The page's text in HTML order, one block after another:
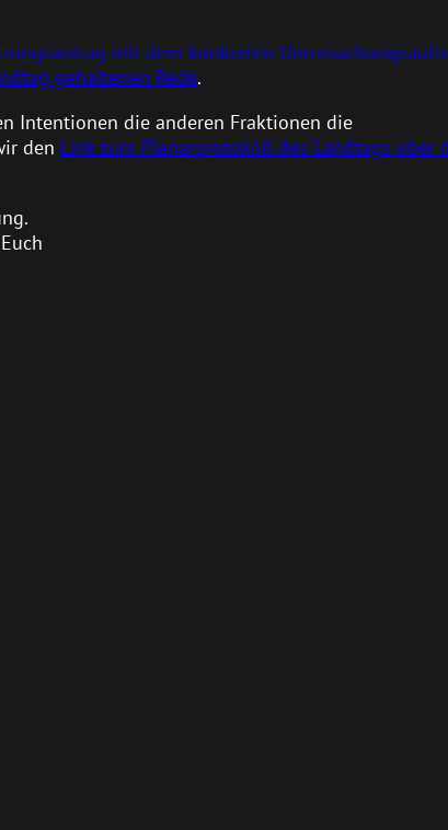
mit dem konkreten
gehaltenen Rede.
Intentionen die anderen Fraktionen die
den Link zum Plenarprotokoll des Landtags über